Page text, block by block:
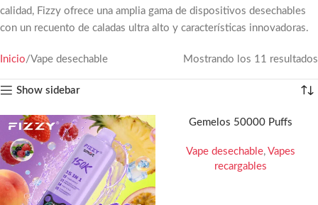
calidad, Fizzy ofrece una amplia gama de dispositivos desechables
con un recuento de caladas ultra alto y características innovadoras.
Inicio Vape desechable Mostrando los 11 resultados
Show sidebar
Gemelos 50000 Puffs
Vape desechable, Vapes
recargables